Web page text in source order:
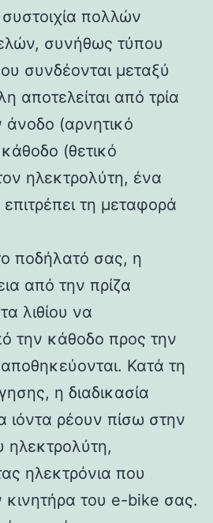
πολλών
συνήθως τύπου
συνδέονται μεταξύ
αποτελείται από τρία
άνοδο (αρνητικό
(θετικό
ηλεκτρολύτη, ένα
τη μεταφορά
ποδήλατό σας, η
από την πρίζα
λιθίου να
την κάθοδο προς την
Κατά τη
η διαδικασία
ιόντα ρέουν πίσω στην
ηλεκτρόνια που
κινητήρα του e-bike σας.